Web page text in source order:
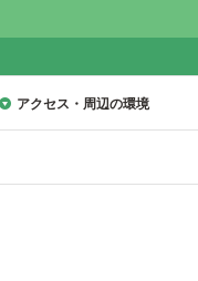
アクセス・周辺の環境